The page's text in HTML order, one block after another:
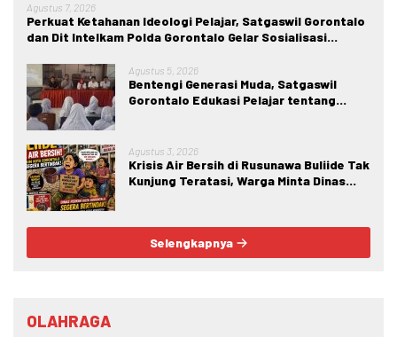
Agustus 7, 2026
Perkuat Ketahanan Ideologi Pelajar, Satgaswil Gorontalo
dan Dit Intelkam Polda Gorontalo Gelar Sosialisasi
Agustus 5, 2026
Bentengi Generasi Muda, Satgaswil
Gorontalo Edukasi Pelajar tentang
Agustus 3, 2026
Krisis Air Bersih di Rusunawa Buliide Tak
Kunjung Teratasi, Warga Minta Dinas
Selengkapnya
OLAHRAGA